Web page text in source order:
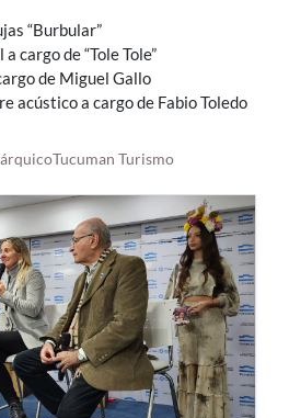
“Burbular”
cargo de “Tole Tole”
de Miguel Gallo
acústico a cargo de Fabio Toledo
Turismo